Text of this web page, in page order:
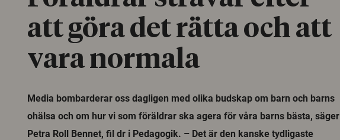
att göra det rätta och att
vara normala
Media bombarderar oss dagligen med olika budskap om barn och barns
ohälsa och om hur vi som föräldrar ska agera för våra barns bästa, säger
Petra Roll Bennet, fil dr i Pedagogik. – Det är den kanske tydligaste